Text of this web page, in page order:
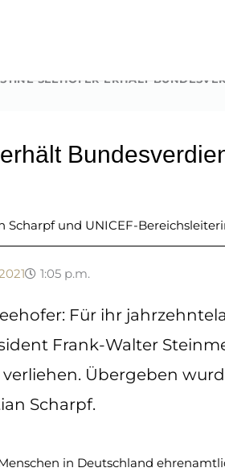
SEEHOFER ERHÄLT
Scharpf und UNICEF-
1:05 p.m.
Für ihr
Frank-Walter
Übergeben
Scharpf.
in Deutschland